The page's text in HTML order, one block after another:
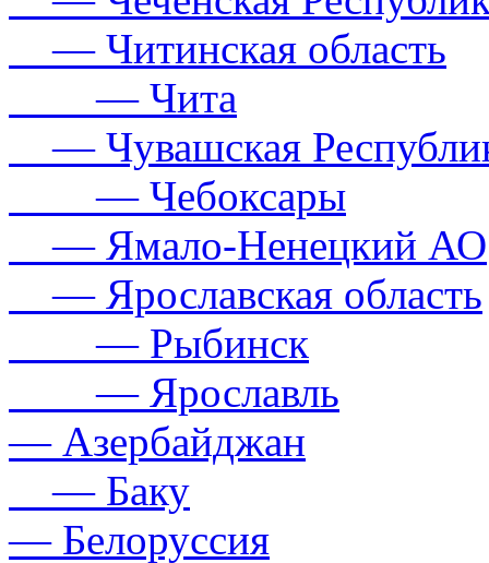
— Читинская область
— Чита
— Чувашская
— Чебоксары
— Ямало-Ненецкий АО
— Ярославская область
— Рыбинск
— Ярославль
— Азербайджан
— Баку
— Белоруссия